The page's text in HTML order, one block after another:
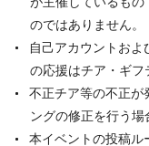
のではありません。
自己アカウントお
の応援はチア・ギフ
不正チア等の不正が
ングの修正を行う場
本イベントの投稿